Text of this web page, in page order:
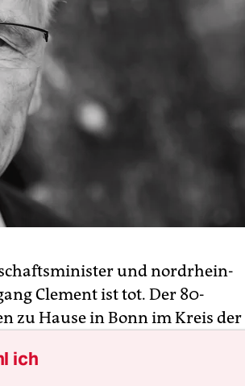
und nordrhein-
Clement ist tot. Der 80-
zu Hause in Bonn im Kreis der
ich